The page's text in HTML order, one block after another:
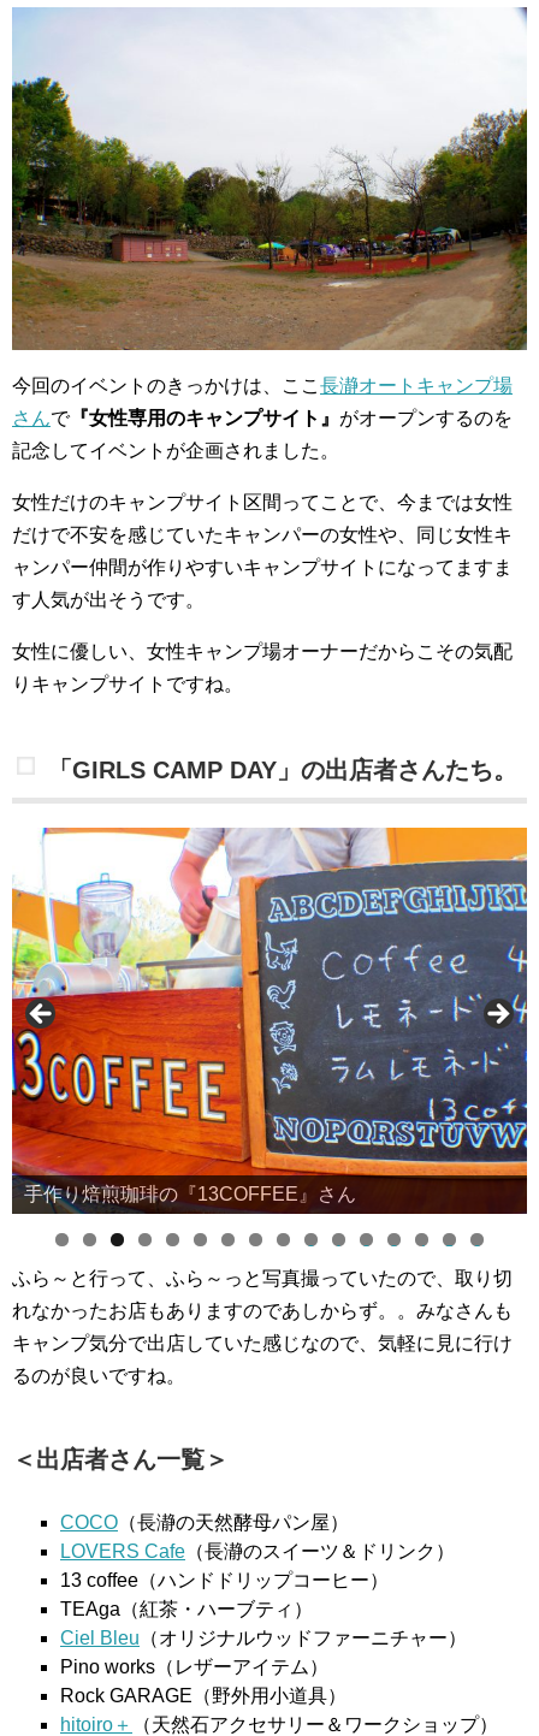
今回のイベントのきっかけは、ここ 長瀞オートキャンプ場
さんで『女性専用のキャンプサイト』 がオープンするのを
記念してイベントが企画されました。
女性だけのキャンプサイト区間ってことで、今までは女性
だけで不安を感じていたキャンパーの女性や、同じ女性キ
ャンパー仲間が作りやすいキャンプサイトになってますま
す人気が出そうです。
女性に優しい、女性キャンプ場オーナーだからこその気配
りキャンプサイトですね。
「GIRLS CAMP DAY」の出店者さんたち。
手作り焙煎珈琲の『13COFFEE』さん
0 1 2 3 4 5
6
ふら～と行って、ふら～っと写真撮っていたので、取り切
れなかったお店もありますのであしからず。。みなさんも
キャンプ気分で出店していた感じなので、気軽に見に行け
るのが良いですね。
＜出店者さん一覧＞
COCO （長瀞の天然酵母パン屋）
LOVERS Cafe （長瀞のスイーツ＆ドリンク）
13 coffee（ハンドドリップコーヒー）
TEAga（紅茶・ハーブティ）
Ciel Bleu （オリジナルウッドファーニチャー）
Pino works（レザーアイテム）
Rock GARAGE（野外用小道具）
hitoiro＋
（天然石アクセサリー＆ワークショップ）